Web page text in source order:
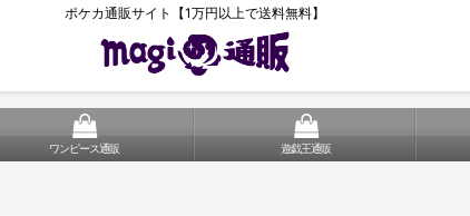
ポケカ通販サイト【1万円以上で送料無料】
ワンピース通販 遊戯王通販